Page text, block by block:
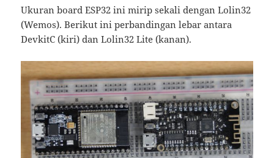
Ukuran board ESP32 ini mirip sekali dengan Lolin32
(Wemos). Berikut ini perbandingan lebar antara
DevkitC (kiri) dan Lolin32 Lite (kanan).